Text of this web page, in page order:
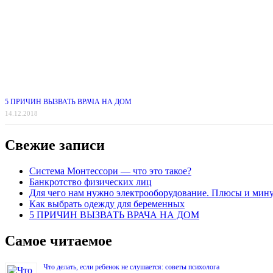
5 ПРИЧИН ВЫЗВАТЬ ВРАЧА НА ДОМ
14.12.2018
Свежие записи
Система Монтессори — что это такое?
Банкротство физических лиц
Для чего нам нужно электрооборудование. Плюсы и
Как выбрать одежду для беременных
5 ПРИЧИН ВЫЗВАТЬ ВРАЧА НА ДОМ
Самое читаемое
Что делать, если ребенок не слушается: советы психолога